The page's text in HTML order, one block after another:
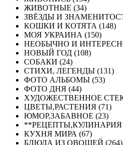
ЖИВОТНЫЕ (34)
ЗВЁЗДЫ И
КОШКИ И КОТЯТА (148)
МОЯ УКРАИНА (150)
НЕОБЫЧНО И
НОВЫЙ ГОД (108)
СОБАКИ (24)
СТИХИ, ЛЕГЕНДЫ (131)
ФОТО АЛЬБОМЫ (53)
ФОТО ДНЯ (44)
ХУДОЖЕСТВЕННОЕ
ЦВЕТЫ,РАСТЕНИЯ (71)
ЮМОР,ЗАБАВНОЕ (23)
**РЕЦЕПТЫ,КУЛИНАРИЯ
КУХНЯ МИРА (67)
БЛЮДА ИЗ ОВОЩЕЙ (264)